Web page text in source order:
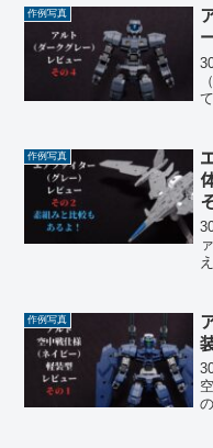
作例写真
作例写真
作例写真